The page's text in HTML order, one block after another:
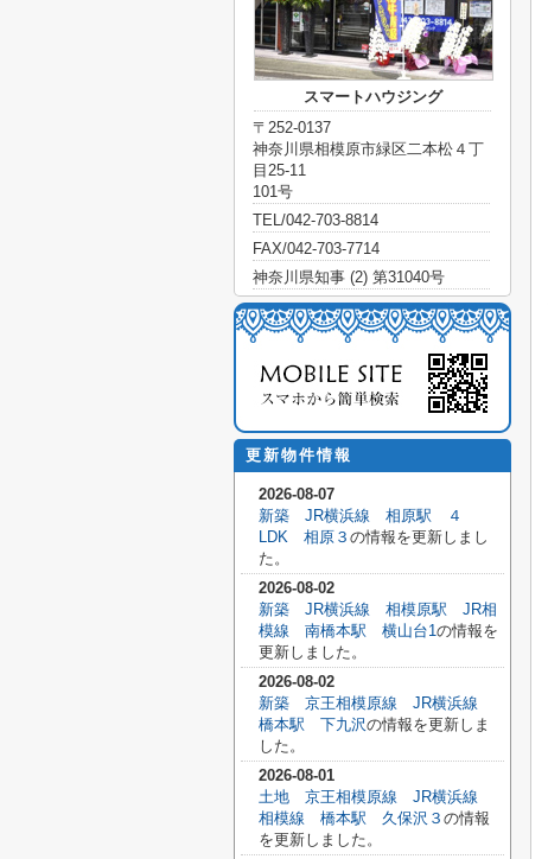
スマートハウジング
〒252-0137
神奈川県相模原市緑区二本松４丁
目25-11
101号
TEL/042-703-8814
FAX/042-703-7714
神奈川県知事 (2) 第31040号
更新物件情報
2026-08-07
新築 JR横浜線 相原駅 ４
LDK 相原３ の情報を更新しまし
た。
2026-08-02
新築 JR横浜線 相模原駅 JR相
模線 南橋本駅 横山台1の情報を
更新しました。
2026-08-02
新築 京王相模原線 JR横浜線
橋本駅 下九沢の情報を更新しま
した。
2026-08-01
土地 京王相模原線 JR横浜線
相模線 橋本駅 久保沢３ の情報
を更新しました。